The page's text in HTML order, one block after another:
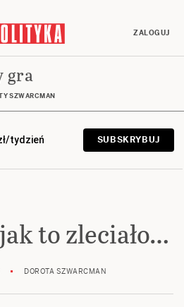
ZALOGUJ
gra
SZWARCMAN
tydzień SUBSKRYBUJ
to zleciało…
DOROTA SZWARCMAN